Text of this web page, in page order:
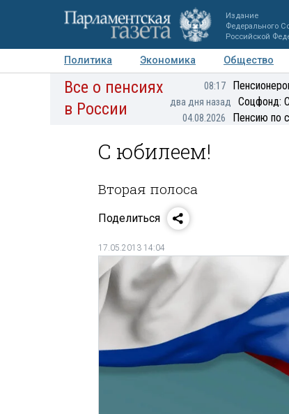
Издание
Федерального
Российской
Политика Экономика Общество
Авторы Персоны Мнения
Все о пенсиях
в России
08:17
два дня назад Соцфонд:
04.08.2026 Пенсию по
С юбилеем!
Вторая полоса
Поделиться
17.05.2013 14:04